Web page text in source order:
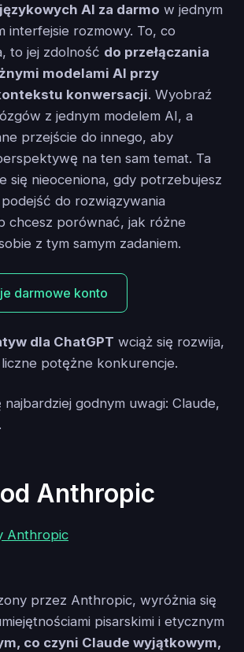
AI za darmo w jednym
interfejsie rozmowy. To, co
to jej zdolność do przełączania
modelami AI przy
konwersacji. Wyobraź
z jednym modelem AI, a
przejście do innego, aby
na ten sam temat. Ta
się nieoceniona, gdy potrzebujesz
do rozwiązywania
chcesz porównać, jak różne
z tym samym zadaniem.
darmowe konto
dla ChatGPT wciąż się rozwija,
liczne potężne konkurencje.
najbardziej godnym uwagi: Claude,
Anthropic
przez Anthropic, wyróżnia się
pisarskimi i etycznym
co czyni Claude wyjątkowym,